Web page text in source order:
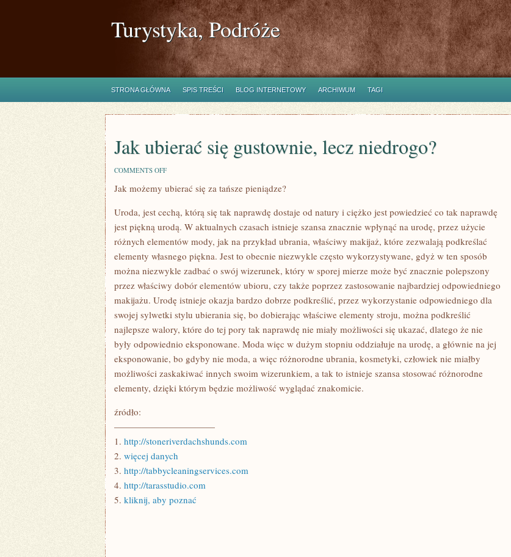
Turystyka, Podróże
STRONA GŁÓWNA SPIS TREŚCI BLOG INTERNETOWY ARCHIWUM TAGI
Jak ubierać się gustownie, lecz niedrogo?
COMMENTS OFFON
UBIERAĆ
LECZ
NIEDROGO?
Jak możemy ubierać się za tańsze pieniądze?
Uroda, jest cechą, którą się tak naprawdę dostaje od natury i ciężko jest powiedzieć co tak naprawdę
jest piękną urodą. W aktualnych czasach istnieje szansa znacznie wpłynąć na urodę, przez użycie
różnych elementów mody, jak na przykład ubrania, właściwy makijaż, które zezwalają podkreślać
elementy własnego piękna. Jest to obecnie niezwykle często wykorzystywane, gdyż w ten sposób
można niezwykle zadbać o swój wizerunek, który w sporej mierze może być znacznie polepszony
przez właściwy dobór elementów ubioru, czy także poprzez zastosowanie najbardziej odpowiedniego
makijażu. Urodę istnieje okazja bardzo dobrze podkreślić, przez wykorzystanie odpowiedniego dla
swojej sylwetki stylu ubierania się, bo dobierając właściwe elementy stroju, można podkreślić
najlepsze walory, które do tej pory tak naprawdę nie miały możliwości się ukazać, dlatego że nie
były odpowiednio eksponowane. Moda więc w dużym stopniu oddziałuje na urodę, a głównie na jej
eksponowanie, bo gdyby nie moda, a więc różnorodne ubrania, kosmetyki, człowiek nie miałby
możliwości zaskakiwać innych swoim wizerunkiem, a tak to istnieje szansa stosować różnorodne
elementy, dzięki którym będzie możliwość wyglądać znakomicie.
źródło:
———————————
1. http://stoneriverdachshunds.com
2. więcej danych
3. http://tabbycleaningservices.com
4. http://tarasstudio.com
5. kliknij, aby poznać